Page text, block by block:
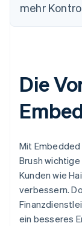
mehr
Die
Mit
Brush
Kunden wie
verbessern.
ein besseres